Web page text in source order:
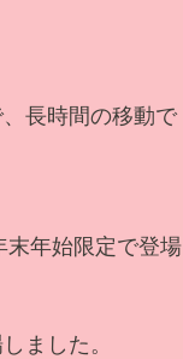
長時間の移動で
末年始限定で登場
ました。